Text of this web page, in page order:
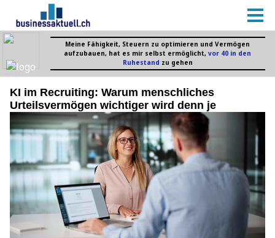
KI im Recruiting: Warum menschliches
Urteilsvermögen wichtiger wird denn je